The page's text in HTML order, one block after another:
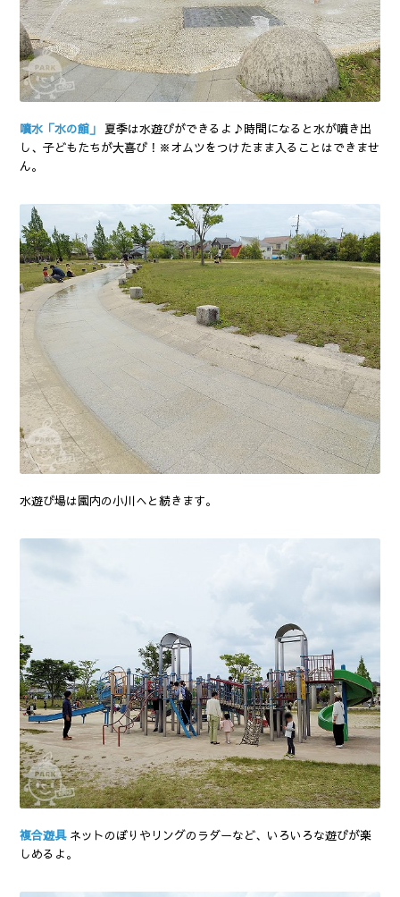
噴水「水の館」
夏季は水遊びができるよ♪時間になると水が噴き出
し、子どもたちが大喜び！※オムツをつけたまま入ることはできませ
ん。
水遊び場は園内の小川へと続きます。
複合遊具ネットのぼりやリングのラダーなど、いろいろな遊びが楽
しめるよ。